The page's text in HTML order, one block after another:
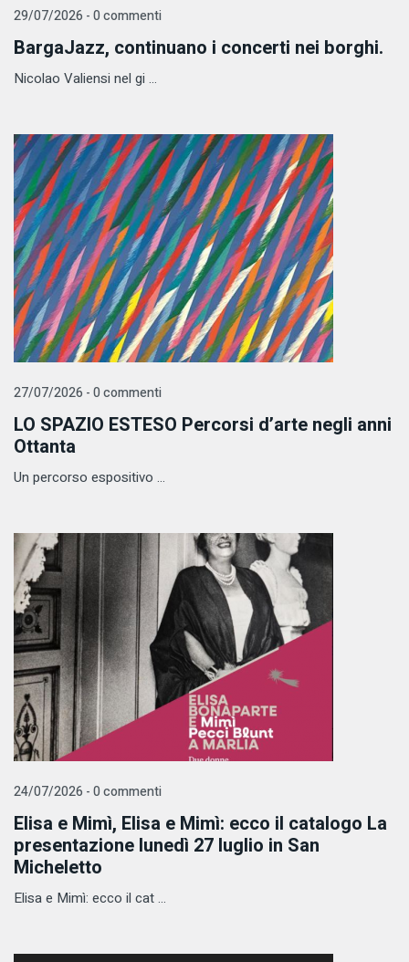
29/07/2026 - 0 commenti
BargaJazz, continuano i concerti nei borghi.
Nicolao Valiensi nel gi ...
27/07/2026 - 0 commenti
LO SPAZIO ESTESO Percorsi d’arte negli anni
Ottanta
Un percorso espositivo ...
24/07/2026 - 0 commenti
Elisa e Mimì, Elisa e Mimì: ecco il catalogo La
presentazione lunedì 27 luglio in San
Micheletto
Elisa e Mimì: ecco il cat ...